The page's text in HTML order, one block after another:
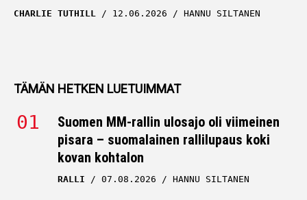
CHARLIE TUTHILL 12.06.2026 HANNU SILTANEN
TÄMÄN HETKEN LUETUIMMAT
Suomen MM-rallin ulosajo oli viimeinen
pisara – suomalainen rallilupaus koki
kovan kohtalon
RALLI 07.08.2026 HANNU SILTANEN